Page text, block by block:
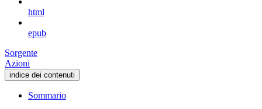
html
epub
Sorgente
Azioni
indice dei contenuti
Sommario